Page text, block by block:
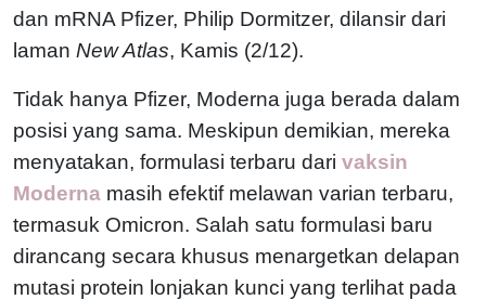
dan mRNA Pfizer, Philip Dormitzer, dilansir dari
laman New Atlas, Kamis (2/12).
Tidak hanya Pfizer, Moderna juga berada dalam
posisi yang sama. Meskipun demikian, mereka
menyatakan, formulasi terbaru dari vaksin
Moderna masih efektif melawan varian terbaru,
termasuk Omicron. Salah satu formulasi baru
dirancang secara khusus menargetkan delapan
mutasi protein lonjakan kunci yang terlihat pada